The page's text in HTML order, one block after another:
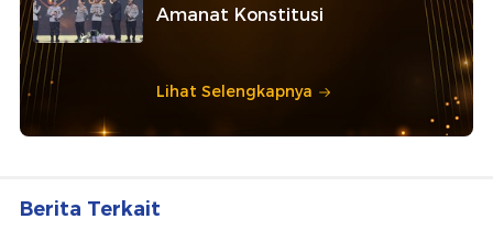
Amanat Konstitusi
Lihat Selengkapnya
Berita Terkait